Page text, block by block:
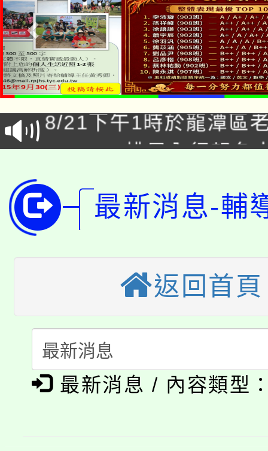
「本色祭」8/29、30在
場熱烈登場!
8/21下午1時於龍潭區
徵才活動。
YOUNG桃局內行報名
開!
115年桃園市運動會8/
桃園市低收入戶享有免
視費優惠，中低收入戶
半價優惠，詳情可洽有
者。
大園自造教育及科技中
份教師增能研習
大溪自造教育及科技
份教師研習
淨零綠生活教案入校路
會
115年食農教育專業人
程
「本色祭」8/29、30在
最新消息-輔
返回首頁
最新消息 / 內容類型